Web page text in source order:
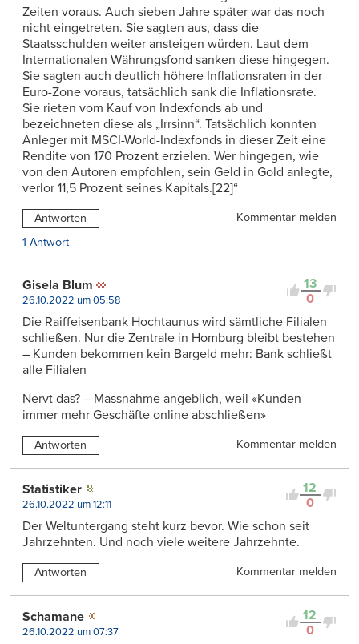
Zeiten voraus. Auch sieben Jahre später war das noch
nicht eingetreten. Sie sagten aus, dass die
Staatsschulden weiter ansteigen würden. Laut dem
Internationalen Währungsfond sanken diese hingegen.
Sie sagten auch deutlich höhere Inflationsraten in der
Euro-Zone voraus, tatsächlich sank die Inflationsrate.
Sie rieten vom Kauf von Indexfonds ab und
bezeichneten diese als „Irrsinn“. Tatsächlich konnten
Anleger mit MSCI-World-Indexfonds in dieser Zeit eine
Rendite von 170 Prozent erzielen. Wer hingegen, wie
von den Autoren empfohlen, sein Geld in Gold anlegte,
verlor 11,5 Prozent seines Kapitals.[22]“
Antworten
Kommentar melden
1 Antwort
13
0
Gisela Blum
26.10.2022 um 05:58
Die Raiffeisenbank Hochtaunus wird sämtliche Filialen
schließen. Nur die Zentrale in Homburg bleibt bestehen
– Kunden bekommen kein Bargeld mehr: Bank schließt
alle Filialen
Nervt das? – Massnahme angeblich, weil «Kunden
immer mehr Geschäfte online abschließen»
Antworten Kommentar melden
12
0
Statistiker
26.10.2022 um 12:11
Der Weltuntergang steht kurz bevor. Wie schon seit
Jahrzehnten. Und noch viele weitere Jahrzehnte.
Antworten Kommentar melden
12
0
Schamane
26.10.2022 um 07:37